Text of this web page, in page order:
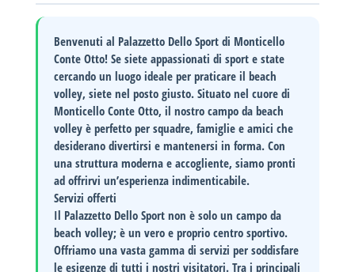
Benvenuti al Palazzetto Dello Sport di Monticello
Conte Otto! Se siete appassionati di sport e state
cercando un luogo ideale per praticare il beach
volley, siete nel posto giusto. Situato nel cuore di
Monticello Conte Otto, il nostro campo da beach
volley è perfetto per squadre, famiglie e amici che
desiderano divertirsi e mantenersi in forma. Con
una struttura moderna e accogliente, siamo pronti
ad offrirvi un’esperienza indimenticabile.
Servizi offerti
Il Palazzetto Dello Sport non è solo un campo da
beach volley; è un vero e proprio centro sportivo.
Offriamo una vasta gamma di servizi per soddisfare
le esigenze di tutti i nostri visitatori. Tra i principali